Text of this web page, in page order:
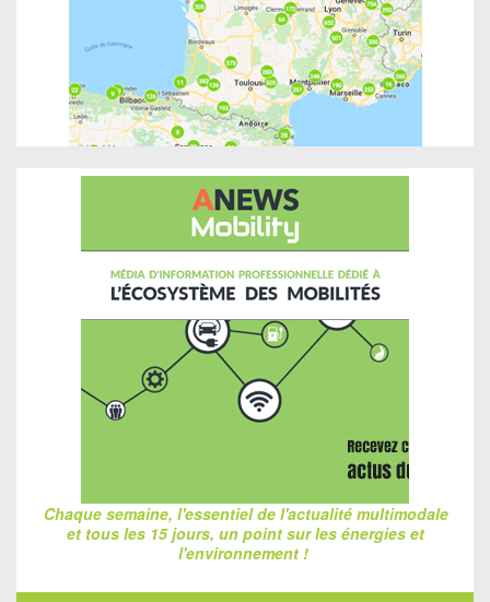
Chaque semaine, l'essentiel de l'actualité multimodale
et tous les 15 jours, un point sur les énergies et
l'environnement !